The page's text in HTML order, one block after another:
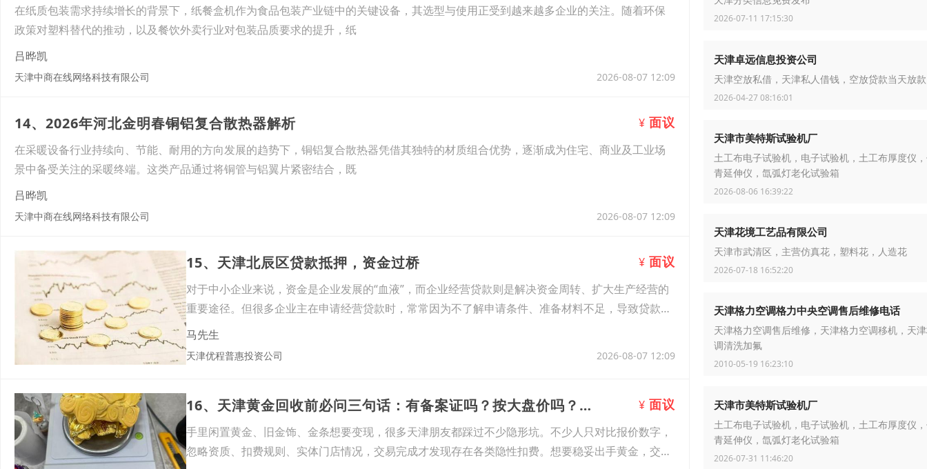
在纸质包装需求持续增长的背景下，纸餐盒机作为食品包装产业链中的关键设备，其选型与使用正受到越来越多企业的关注。随着环保
政策对塑料替代的推动，以及餐饮外卖行业对包装品质要求的提升，纸
吕晔凯
天津中商在线网络科技有限公司 2026-08-07 12:09
14、2026年河北金明春铜铝复合散热器解析 ¥ 面议
在采暖设备行业持续向、节能、耐用的方向发展的趋势下，铜铝复合散热器凭借其独特的材质组合优势，逐渐成为住宅、商业及工业场
景中备受关注的采暖终端。这类产品通过将铜管与铝翼片紧密结合，既
吕晔凯
天津中商在线网络科技有限公司 2026-08-07 12:09
15、天津北辰区贷款抵押，资金过桥 ¥ 面议
对于中小企业来说，资金是企业发展的“血液”，而企业经营贷款则是解决资金周转、扩大生产经营的
重要途径。但很多企业主在申请经营贷款时，常常因为不了解申请条件、准备材料不足，导致贷款审
批
马先生
天津优程普惠投资公司 2026-08-07 12:09
16、天津黄金回收前必问三句话：有备案证吗？按大盘价吗？扣哪些费吗？门店反应暴露真相 ¥ 面议
手里闲置黄金、旧金饰、金条想要变现，很多天津朋友都踩过不少隐形坑。不少人只对比报价数字，
忽略资质、扣费规则、实体门店情况，交易完成才发现存在各类隐性扣费。想要稳妥出手黄金，交易
2026-07-11 17:15:30
天津卓远信息投资公司
天津空放私借，天津私人借钱，空放贷款当天放款
2026-04-27 08:16:01
天津市美特斯试验机厂
土工布电子试验机，电子试验机，土工布厚度仪
青延伸仪，氙弧灯老化试验箱
2026-08-06 16:39:22
天津花境工艺品有限公司
天津市武清区，主营仿真花，塑料花，人造花
2026-07-18 16:52:20
天津格力空调格力中央空调售后维修电话
天津格力空调售后维修，天津格力空调移机，天
调清洗加氟
2010-05-19 16:23:10
天津市美特斯试验机厂
土工布电子试验机，电子试验机，土工布厚度仪
青延伸仪，氙弧灯老化试验箱
2026-07-31 11:46:20